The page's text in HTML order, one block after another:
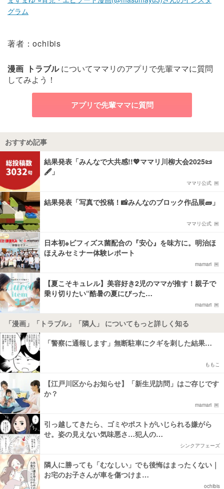
グラム
著者：ochibis
漫画 トラブルについてママリのアプリで先輩ママに質問
してみよう！
アプリで先輩ママに質問
おすすめ記事
結果発表「みんなで大共感!!💖ママリ川柳大会2025📜
🖋️」
ママリ公式
結果発表「写真で投稿！📸みんなのブロック作品展🧱」
ママリ公式
日本初※ビフィズス菌配合の『安心』を味方に。明治ほ
ほえみセミナー体験レポート
mamari
【夏こそキュレル】美容好き2児のママが推す！親子で
乗り切りたい“酷暑の夏にぴった…
mamari
「漫画」「トラブル」「隣人」 についてもっと詳しく知る
「警察に通報します」無断駐車にクギを刺した結果…
ももこ
【江戸川区からお知らせ】「新生児訪問」はご存じです
か？
mamari
引っ越してきたら、ゴミやポストがいじられる嫌がら
せ。姿の見えない気味悪さ…犯人の…
シンクアフェーズ
隣人に勝っても「むなしい」でも後悔はまったくない｜
お宅のお子さんが車を傷つけま…
ochibis